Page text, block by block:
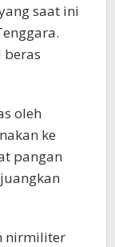
saat ini
beras
oleh
ke
pangan
nirmiliter